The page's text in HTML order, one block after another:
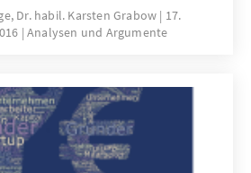
und 93 Prozent (Malta).
Wahlbeteiligung bei den
weit bei 66,5 Prozent. In
Wahlbeteiligung im
nach wie vor
hoch. Und: Reformen im
Dr. habil. Karsten Grabow
17.
Analysen und Argumente